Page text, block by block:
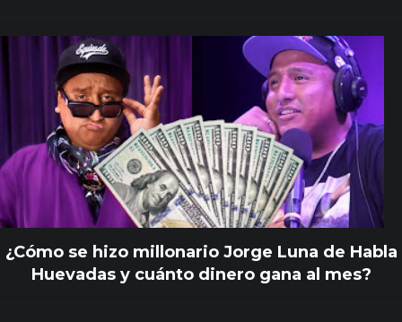
¿Cómo se hizo millonario Jorge Luna de Habla
Huevadas y cuánto dinero gana al mes?